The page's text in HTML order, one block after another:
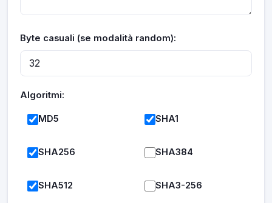
Byte casuali (se modalità random):
Algoritmi:
MD5 SHA1
SHA256 SHA384
SHA512 SHA3-256